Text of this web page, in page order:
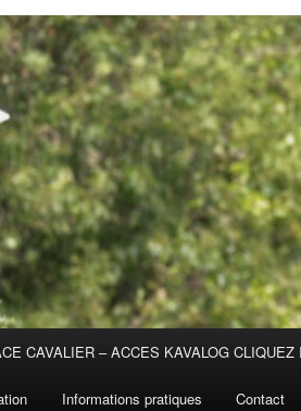
CAVALIER – ACCES KAVALOG CLIQUEZ
Informations pratiques Contact